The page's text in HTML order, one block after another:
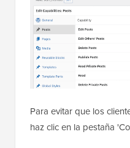
Para evitar que los
haz clic en la pestaña